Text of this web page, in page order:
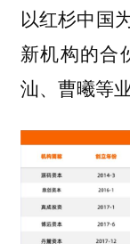
以红杉中国
新机构的合
汕、曹曦等